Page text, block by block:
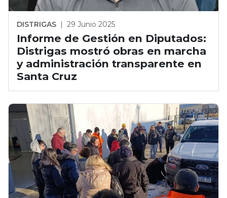
DISTRIGAS | 29 Junio 2025
Informe de Gestión en Diputados:
Distrigas mostró obras en marcha
y administración transparente en
Santa Cruz